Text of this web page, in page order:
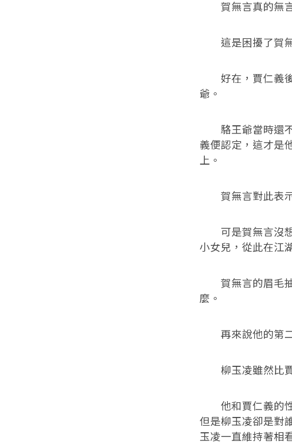
賀無言真的無言
這是困擾了賀無
好在，賈仁義後
爺。
駱王爺當時還不
義便認定，這才是
上。
賀無言對此表示
可是賀無言沒想
小女兒，從此在江
賀無言的眉毛抽
麼。
再來說他的第二
柳玉凌雖然比賈
他和賈仁義的性
但是柳玉凌卻是對
玉凌一直維持著相